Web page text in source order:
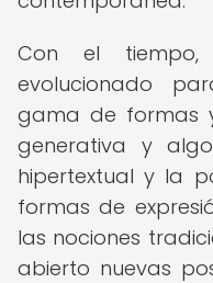
Con el
evolucionado
gama de formas
generativa y
hipertextual y la
formas de
las nociones
abierto nuevas